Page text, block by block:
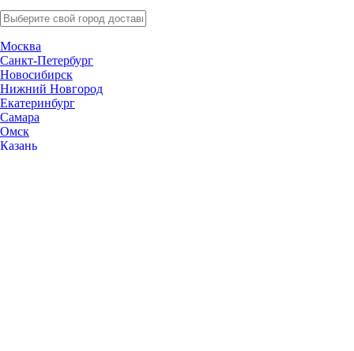
Москва
Санкт-Петербург
Новосибирск
Нижний Новгород
Екатеринбург
Самара
Омск
Казань